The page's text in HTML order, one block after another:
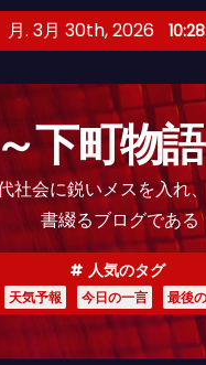
月. 3月 30th, 2026
下町物
社会に鋭いメスを入れ
書綴るブログである
人気のタグ
天気予報 今日の一言 最後